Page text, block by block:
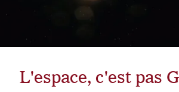
L'espace, c'est pas